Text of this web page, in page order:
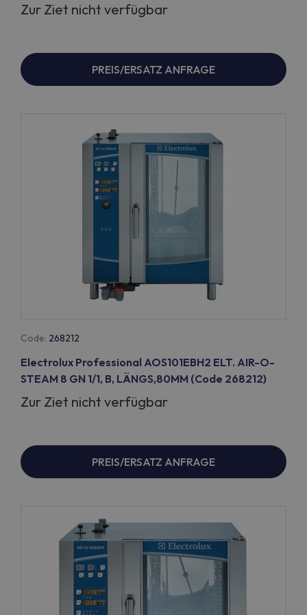
Zur Ziet nicht verfügbar
PREIS/ERSATZ ANFRAGE
Code: 268212
Electrolux Professional AOS101EBH2 ELT. AIR-O-
STEAM 8 GN 1/1, B, LÄNGS,80MM (Code 268212)
Zur Ziet nicht verfügbar
PREIS/ERSATZ ANFRAGE